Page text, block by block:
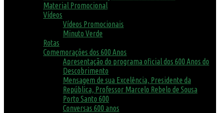
Material Promocional
Vídeos
Vídeos Promocionais
Minuto Verde
Rotas
Comemorações dos 600 Anos
Apresentação do programa oficial dos 600 Anos do
Descobrimento
Mensagem de sua Excelência, Presidente da
República, Professor Marcelo Rebelo de Sousa
Porto Santo 600
Conversas 600 anos